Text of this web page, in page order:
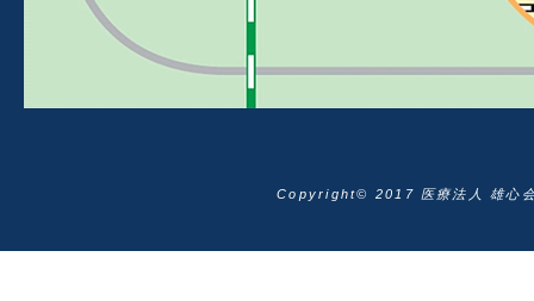
Copyright© 2017 医療法人 雄心